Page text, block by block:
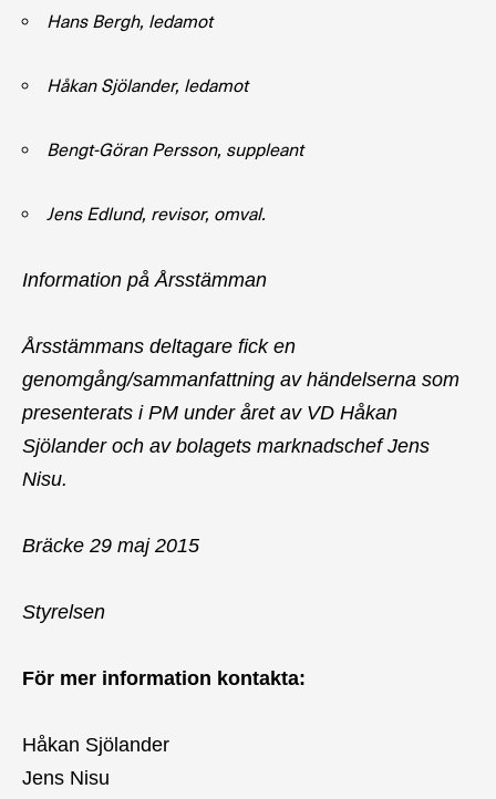
Hans Bergh, ledamot
Håkan Sjölander, ledamot
Bengt-Göran Persson, suppleant
Jens Edlund, revisor, omval.
Information på Årsstämman
Årsstämmans deltagare fick en
genomgång/sammanfattning av händelserna som
presenterats i PM under året av VD Håkan
Sjölander och av bolagets marknadschef Jens
Nisu.
Bräcke 29 maj 2015
Styrelsen
För mer information kontakta:
Håkan Sjölander
Jens Nisu